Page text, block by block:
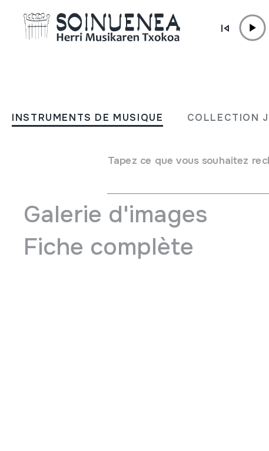
INSTRUMENTS DE MUSIQUE COLLECTION
Tapez ce que vous souhaitez
Enciclopedia della musica
Francesco Casu; Marco Lutzu;
Galerie d'images
Fiche complète